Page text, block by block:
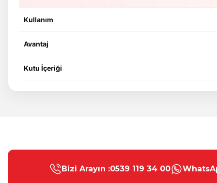
Kullanım
Avantaj
Kutu İçeriği
Görüş ve önerileriniz için teşekkür ederiz.
Ürün resmi kalitesiz, bozuk veya görüntülenemiyor.
Bizi Arayın :0539 119 34 00